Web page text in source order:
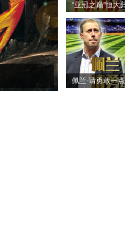
“亚冠之巅”恒大
佩兰-请勇敢一点